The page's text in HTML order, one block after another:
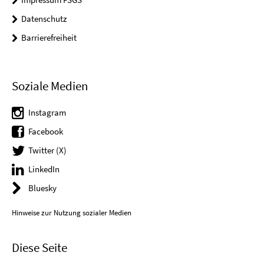
Datenschutz
Barrierefreiheit
Soziale Medien
Instagram
Facebook
Twitter (X)
LinkedIn
Bluesky
Hinweise zur Nutzung sozialer Medien
Diese Seite